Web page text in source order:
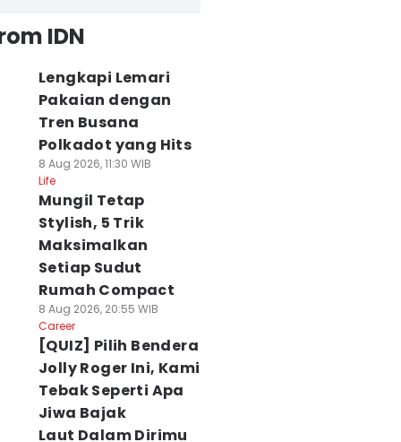
IDN
Lengkapi Lemari
Pakaian dengan
Tren Busana
Polkadot yang Hits
8 Aug 2026, 11:30 WIB
Life
Mungil Tetap
Stylish, 5 Trik
Maksimalkan
Setiap Sudut
Rumah Compact
8 Aug 2026, 20:55 WIB
Career
[QUIZ] Pilih Bendera
Jolly Roger Ini, Kami
Tebak Seperti Apa
Jiwa Bajak
Laut Dalam Dirimu